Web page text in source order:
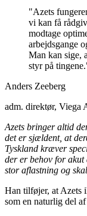
"Azets
vi kan få
modtage
arbejdsgange
Man kan sige,
styr på
Anders Zeeberg
adm. direktør, Viega
Azets bringer altid
det er sjældent, at
Tyskland kræver
der er behov for
stor aflastning og
Han tilføjer, at Azets
som en naturlig del af